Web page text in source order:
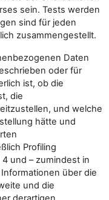
sein. Tests werden
sind für jeden
zusammengestellt.
Daten
oder für
ist, ob die
die
und welche
hätte und
Profiling
und – zumindest in
über die
und die